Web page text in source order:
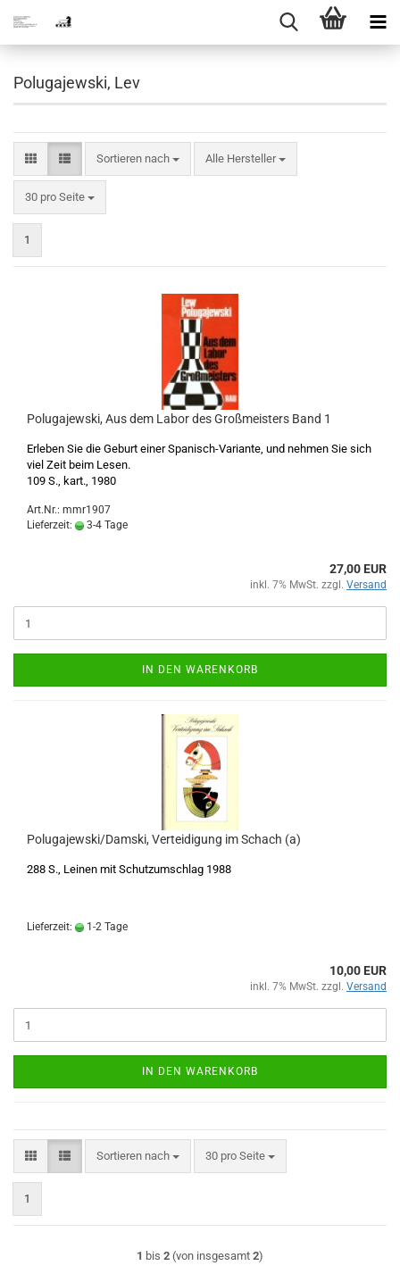
Polugajewski, Lev
Sortieren nach
Sortieren nach Alle Hersteller
30 pro Seite
pro Seite
1
Polugajewski, Aus dem Labor des Großmeisters Band 1
Erleben Sie die Geburt einer Spanisch-Variante, und nehmen Sie sich
viel Zeit beim Lesen.
109 S., kart., 1980
Art.Nr.: mmr1907
Lieferzeit:
3-4 Tage
27,00 EUR
inkl. 7% MwSt. zzgl. Versand
IN DEN WARENKORB
Polugajewski/Damski, Verteidigung im Schach (a)
288 S., Leinen mit Schutzumschlag 1988
Lieferzeit: 1-2 Tage
10,00 EUR
inkl. 7% MwSt. zzgl. Versand
IN DEN WARENKORB
Sortieren nach
Sortieren nach 30 pro Seite
pro Seite
1
1 bis 2 (von insgesamt 2)